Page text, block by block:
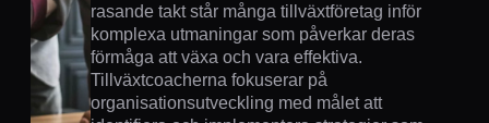
rasande takt står många tillväxtföretag inför
komplexa utmaningar som påverkar deras
förmåga att växa och vara effektiva.
Tillväxtcoacherna fokuserar på
organisationsutveckling med målet att